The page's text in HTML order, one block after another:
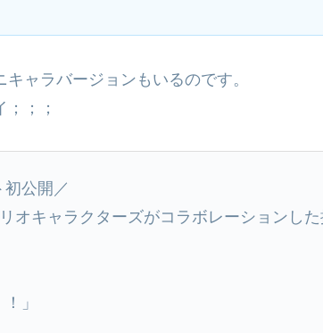
ャラバージョンもいるのです。
；；
公開／
オキャラクターズがコラボレーションし
」